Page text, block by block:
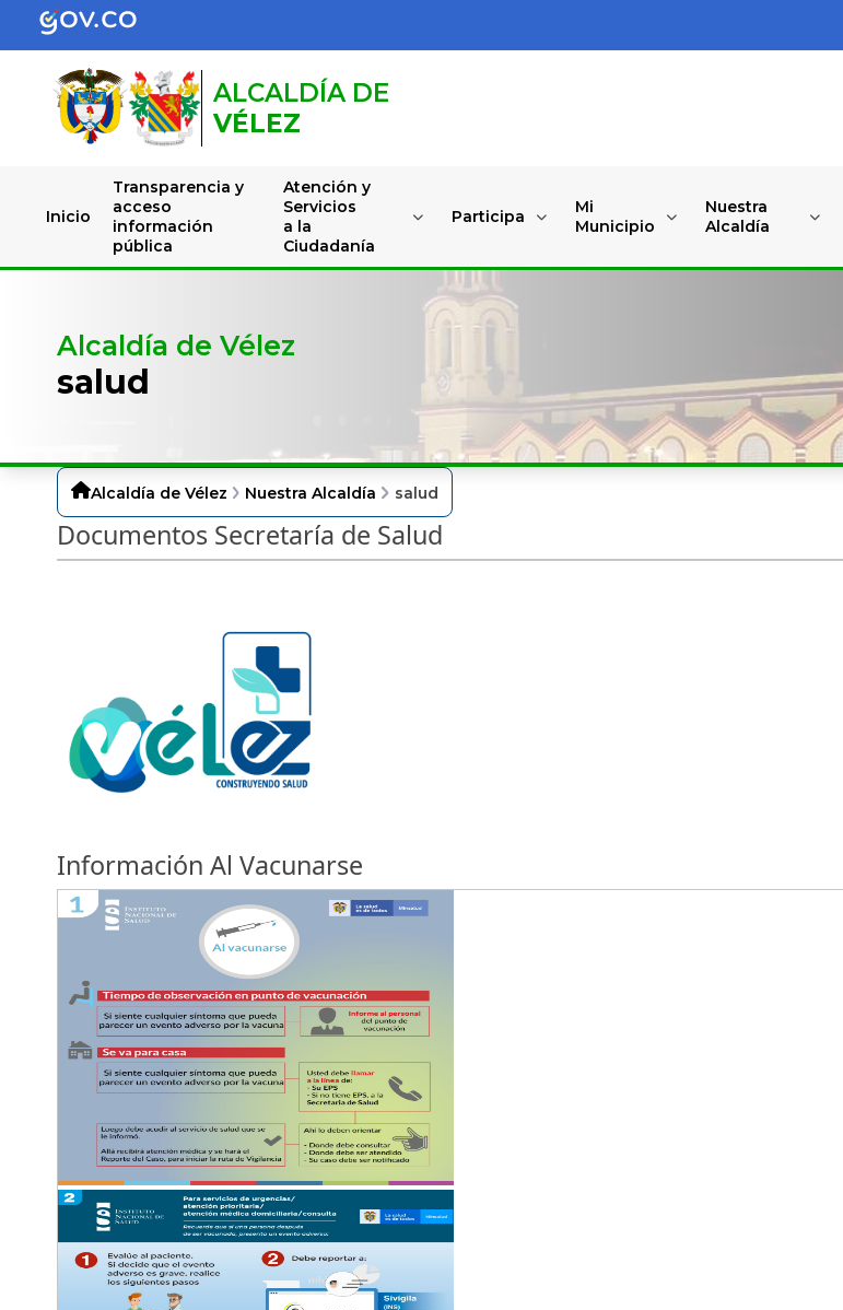
ALCALDÍA DE
VÉLEZ
Inicio
Transparencia y
acceso
información
pública
Atención y
Servicios
a la
Ciudadanía
Participa
Mi
Municipio
Nuestra
Alcaldía
Alcaldía de Vélez
salud
Alcaldía de Vélez Nuestra Alcaldía salud
Documentos Secretaría de Salud
Información Al Vacunarse